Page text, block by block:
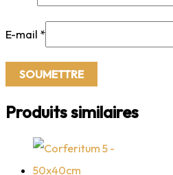
E-mail *
Produits similaires